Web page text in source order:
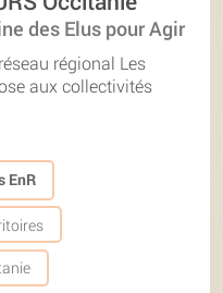
des Elus pour Agir
régional Les
aux collectivités
EnR